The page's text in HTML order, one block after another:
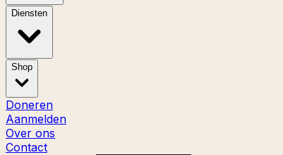
Diensten
Shop
Doneren
Aanmelden
Over ons
Contact